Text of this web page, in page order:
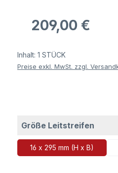
Regulärer Preis:
209,00 €
Inhalt: 1 STÜCK
Preise exkl. MwSt. zzgl.
Größe Leitstreifen
16 x 295 mm (H x B)